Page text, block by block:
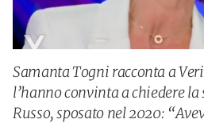
Samanta Togni racconta a
l’hanno convinta a chiedere
Russo, sposato nel 2020: